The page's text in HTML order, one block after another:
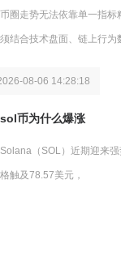
币圈走势无法依靠单一指
须结合技术盘面、链上行为
08-06 14:28:18
sol币为什么爆涨
Solana（SOL）近期迎来
格触及78.57美元，